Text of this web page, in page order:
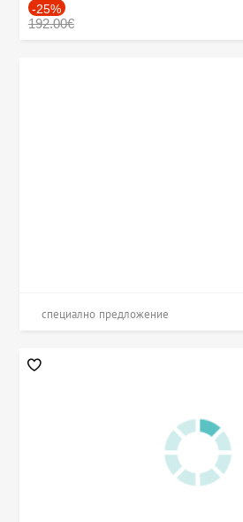
-25%
192.00€
специално предложение